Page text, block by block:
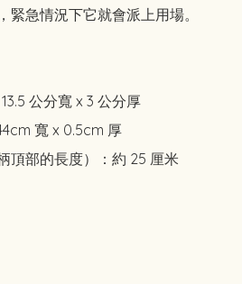
緊急情況下它就會派上用場。
公分寬 x 3 公分厚
寬 x 0.5cm 厚
頂部的長度）：約 25 厘米